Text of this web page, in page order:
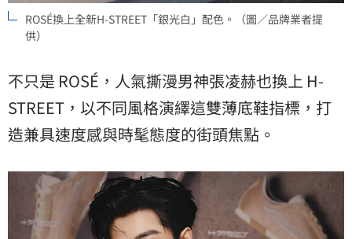
ROSÉ換上全新H-STREET「銀光白」配色。（圖／品牌業者提
供）
不只是 ROSÉ，人氣撕漫男神張凌赫也換上 H-
STREET，以不同風格演繹這雙薄底鞋指標，打
造兼具速度感與時髦態度的街頭焦點。